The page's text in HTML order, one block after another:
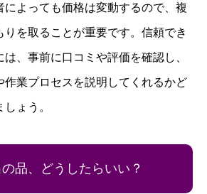
によっても価格は変動するので、複
を取ることが重要です。信頼でき
、事前に口コミや評価を確認し、
作業プロセスを説明してくれるかど
ょう。
品、どうしたらいい？